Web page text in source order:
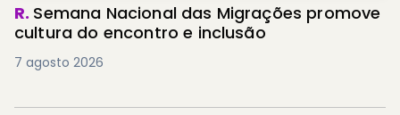
R. Semana Nacional das Migrações promove
cultura do encontro e inclusão
7 agosto 2026